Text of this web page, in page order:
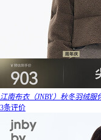
江南布衣（JNBY）秋冬羽绒服
3条评价